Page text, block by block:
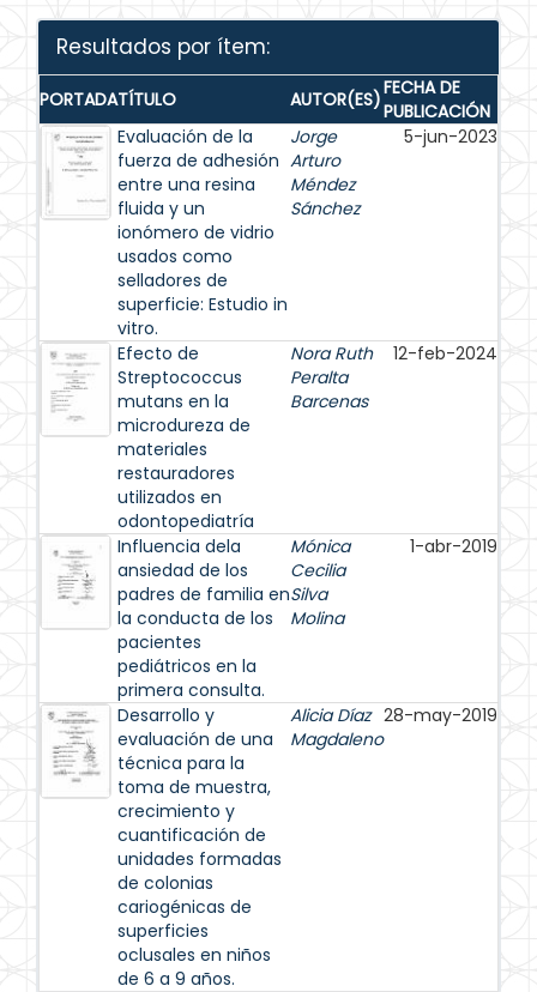
Resultados por ítem:
PORTADATÍTULO AUTOR(ES)FECHA DE
PUBLICACIÓN
Evaluación de la
fuerza de adhesión
entre una resina
fluida y un
ionómero de vidrio
usados como
selladores de
superficie: Estudio in
vitro.
Jorge
Arturo
Méndez
Sánchez
5-jun-2023
Efecto de
Streptococcus
mutans en la
microdureza de
materiales
restauradores
utilizados en
odontopediatría
Nora Ruth
Peralta
Barcenas
12-feb-2024
Influencia dela
ansiedad de los
padres de familia en
la conducta de los
pacientes
pediátricos en la
primera consulta.
Mónica
Cecilia
Silva
Molina
1-abr-2019
Desarrollo y
evaluación de una
técnica para la
toma de muestra,
crecimiento y
cuantificación de
unidades formadas
de colonias
cariogénicas de
superficies
oclusales en niños
de 6 a 9 años.
Alicia Díaz
Magdaleno
28-may-2019